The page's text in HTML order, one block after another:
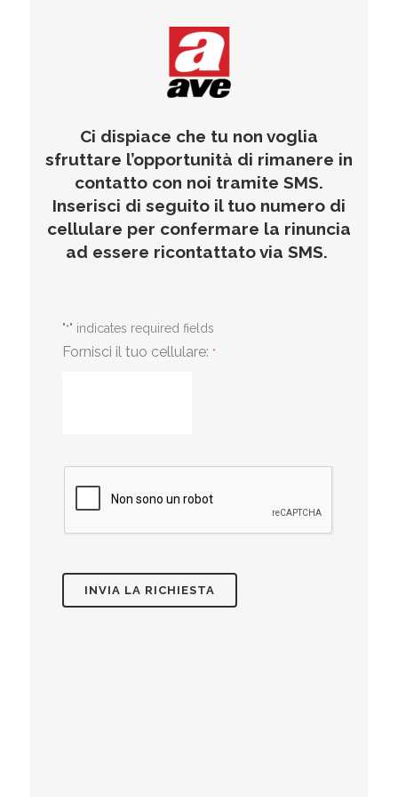
Ci dispiace che tu non voglia
sfruttare l’opportunità di rimanere in
contatto con noi tramite SMS.
Inserisci di seguito il tuo numero di
cellulare per confermare la rinuncia
ad essere ricontattato via SMS.
"*" indicates required fields
Fornisci il tuo cellulare: *